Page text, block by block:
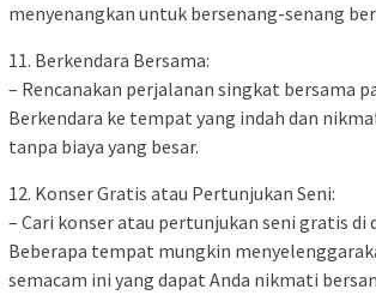
menyenangkan untuk bersenang-senang
11. Berkendara Bersama:
– Rencanakan perjalanan singkat bersama
Berkendara ke tempat yang indah dan
tanpa biaya yang besar.
12. Konser Gratis atau Pertunjukan Seni:
– Cari konser atau pertunjukan seni gratis di
Beberapa tempat mungkin
semacam ini yang dapat Anda nikmati